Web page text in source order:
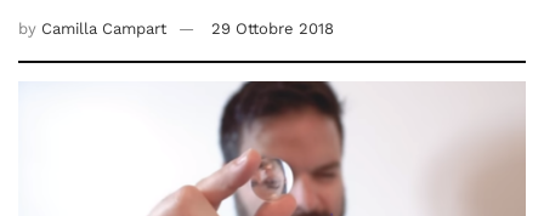
by Camilla Campart 29 Ottobre 2018